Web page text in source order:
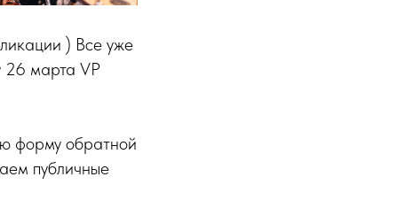
) Все уже
26 марта VP
форму обратной
публичные